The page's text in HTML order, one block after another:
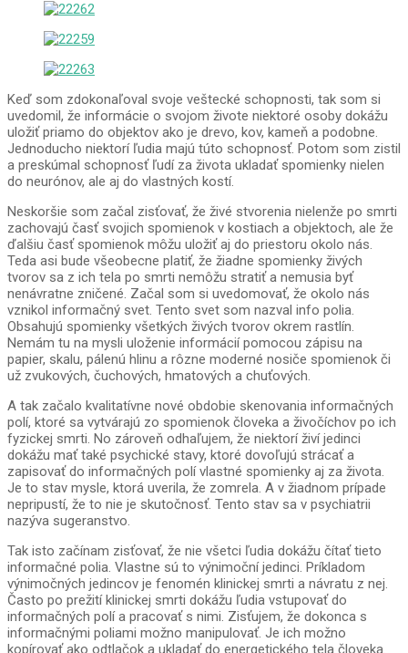
Keď som zdokonaľoval svoje veštecké schopnosti, tak som si
uvedomil, že informácie o svojom živote niektoré osoby dokážu
uložiť priamo do objektov ako je drevo, kov, kameň a podobne.
Jednoducho niektorí ľudia majú túto schopnosť. Potom som zistil
a preskúmal schopnosť ľudí za života ukladať spomienky nielen
do neurónov, ale aj do vlastných kostí.
Neskoršie som začal zisťovať, že živé stvorenia nielenže po smrti
zachovajú časť svojich spomienok v kostiach a objektoch, ale že
ďalšiu časť spomienok môžu uložiť aj do priestoru okolo nás.
Teda asi bude všeobecne platiť, že žiadne spomienky živých
tvorov sa z ich tela po smrti nemôžu stratiť a nemusia byť
nenávratne zničené. Začal som si uvedomovať, že okolo nás
vznikol informačný svet. Tento svet som nazval info polia.
Obsahujú spomienky všetkých živých tvorov okrem rastlín.
Nemám tu na mysli uloženie informácií pomocou zápisu na
papier, skalu, pálenú hlinu a rôzne moderné nosiče spomienok či
už zvukových, čuchových, hmatových a chuťových.
A tak začalo kvalitatívne nové obdobie skenovania informačných
polí, ktoré sa vytvárajú zo spomienok človeka a živočíchov po ich
fyzickej smrti. No zároveň odhaľujem, že niektorí živí jedinci
dokážu mať také psychické stavy, ktoré dovoľujú strácať a
zapisovať do informačných polí vlastné spomienky aj za života.
Je to stav mysle, ktorá uverila, že zomrela. A v žiadnom prípade
nepripustí, že to nie je skutočnosť. Tento stav sa v psychiatrii
nazýva sugeranstvo.
Tak isto začínam zisťovať, že nie všetci ľudia dokážu čítať tieto
informačné polia. Vlastne sú to výnimoční jedinci. Príkladom
výnimočných jedincov je fenomén klinickej smrti a návratu z nej.
Často po prežití klinickej smrti dokážu ľudia vstupovať do
informačných polí a pracovať s nimi. Zisťujem, že dokonca s
informačnými poliami možno manipulovať. Je ich možno
kopírovať ako odtlačok a ukladať do energetického tela človeka.